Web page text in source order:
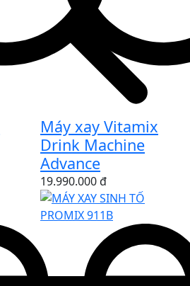
Máy xay Vitamix
Drink Machine
Advance
19.990.000 đ